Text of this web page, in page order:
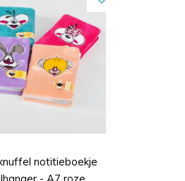
notitieboekje
- A7 roze